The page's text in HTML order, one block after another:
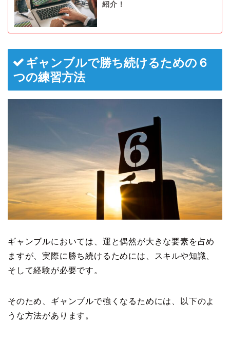
紹介！
ギャンブルで勝ち続けるための６
つの練習方法
ギャンブルにおいては、運と偶然が大きな要素を占め
ますが、実際に勝ち続けるためには、スキルや知識、
そして経験が必要です。
そのため、ギャンブルで強くなるためには、以下のよ
うな方法があります。